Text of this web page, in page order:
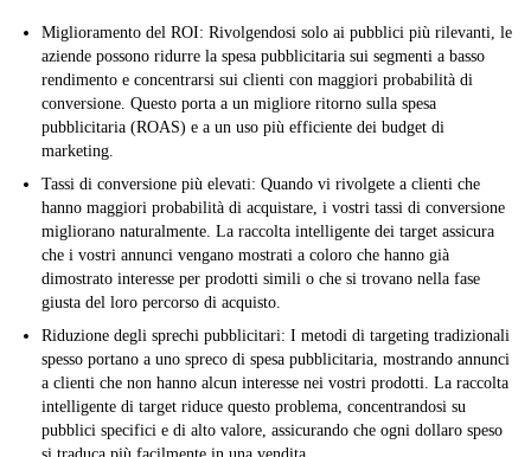
Miglioramento del ROI: Rivolgendosi solo ai pubblici più rilevanti, le
aziende possono ridurre la spesa pubblicitaria sui segmenti a basso
rendimento e concentrarsi sui clienti con maggiori probabilità di
conversione. Questo porta a un migliore ritorno sulla spesa
pubblicitaria (ROAS) e a un uso più efficiente dei budget di
marketing.
Tassi di conversione più elevati: Quando vi rivolgete a clienti che
hanno maggiori probabilità di acquistare, i vostri tassi di conversione
migliorano naturalmente. La raccolta intelligente dei target assicura
che i vostri annunci vengano mostrati a coloro che hanno già
dimostrato interesse per prodotti simili o che si trovano nella fase
giusta del loro percorso di acquisto.
Riduzione degli sprechi pubblicitari: I metodi di targeting tradizionali
spesso portano a uno spreco di spesa pubblicitaria, mostrando annunci
a clienti che non hanno alcun interesse nei vostri prodotti. La raccolta
intelligente di target riduce questo problema, concentrandosi su
pubblici specifici e di alto valore, assicurando che ogni dollaro speso